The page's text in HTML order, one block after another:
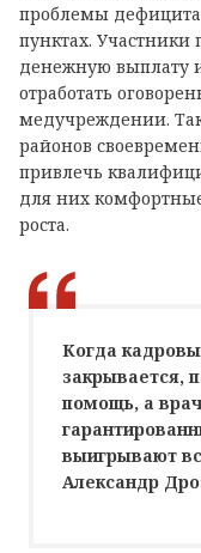
проблемы
пунктах.
денежную выплату и
отработать
медучреждении.
районов
привлечь
для них
роста.
Когда
закрывается,
помощь, а
выигрывают
Александр